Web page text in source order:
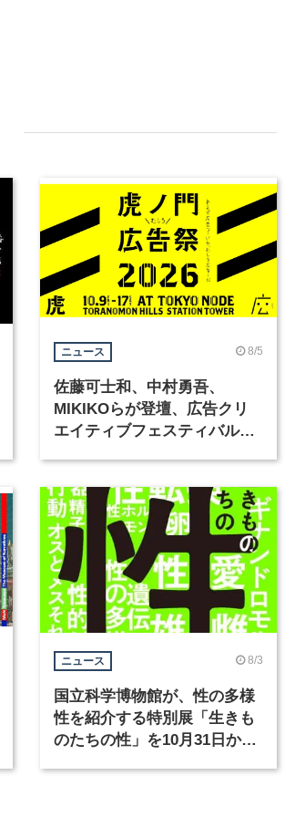
ニュース 8/5
佐藤可士和、中村勇吾、
MIKIKOらが登壇、広告クリ
エイティブフェスティバル
ニュース 8/3
国立科学博物館が、性の多様
性を紹介する特別展「生きも
のたちの性」を10月31日から